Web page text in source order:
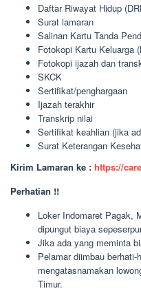
Daftar Riwayat Hidup
Surat lamaran
Salinan Kartu Tanda
Fotokopi Kartu Keluarga
Fotokopi ijazah dan
SKCK
Sertifikat/penghargaan
Ijazah terakhir
Transkrip nilai
Sertifikat keahlian (jika
Surat Keterangan
Kirim Lamaran ke : https://
Perhatian !!
Loker Indomaret Pagak,
dipungut biaya
Jika ada yang meminta
Pelamar diimbau
mengatasnamakan
Timur.